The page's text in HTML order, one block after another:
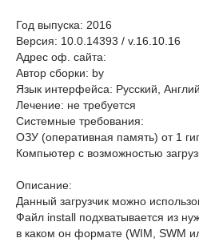
Год выпуска: 2016
Версия: 10.0.14393 / v.16.10.16
Адрес оф. сайта:
Автор сборки: by
Язык интерфейса: Русский,
Лечение: не требуется
Системные требования:
ОЗУ (оперативная память) от 1 гиг.
Компьютер с возможностью
Описание:
Данный загрузчик можно
Файл install подхватывается из
в каком он формате (WIM, SWM